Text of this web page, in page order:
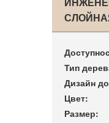
Тип
Дизайн
Цвет:
Размер: